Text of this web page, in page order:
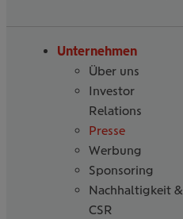
Unternehmen
Über uns
Investor
Relations
Presse
Werbung
Sponsoring
Nachhaltigkeit &
CSR